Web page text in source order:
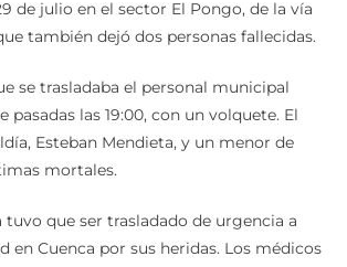
también dejó dos personas fallecidas.
las 19:00, con un volquete. El
Esteban Mendieta, y un menor de
mortales.
en Cuenca por sus heridas. Los médicos
cirugías por una fractura en una de las